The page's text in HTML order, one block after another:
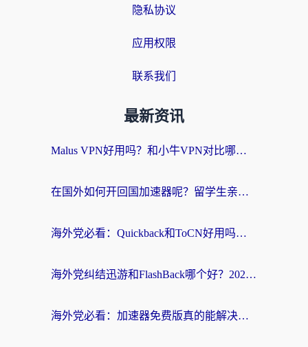
隐私协议
应用权限
联系我们
最新资讯
Malus VPN好用吗？和小牛VPN对比哪个回国效果更好？海外党亲测实用指南
在国外如何开回国加速器呢？留学生亲测的无缝访问国内资源指南
海外党必看：Quickback和ToCN好用吗？3分钟选对回国加速器的实用指南
海外党纠结迅游和FlashBack哪个好？2026实用指南教你选对回国加速器
海外党必看：加速器免费版真的能解决回国访问难题吗？附实用选择指南